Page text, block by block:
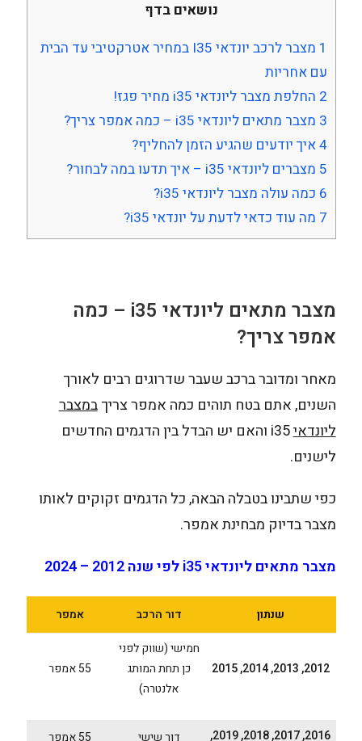
נושאים בדף
1
מצבר לרכב יונדאי I35 במחיר אטרקטיבי עד הבית
עם אחריות
2 החלפת מצבר ליונדאי i35 מחיר פגז!
3 מצבר מתאים ליונדאי i35 – כמה אמפר צריך?
4איך יודעים שהגיע הזמן להחליף?
5 מצברים ליונדאי i35 – איך תדעו במה לבחור?
6 כמה עולה מצבר ליונדאי i35?
7 מה עוד כדאי לדעת על יונדאי i35?
מצבר מתאים ליונדאי i35 – כמה
אמפר צריך?
מאחר ומדובר ברכב שעבר שדרוגים רבים לאורך
השנים, אתם בטח תוהים כמה אמפר צריךבמצבר
ליונדאי
i35 והאם יש הבדל בין הדגמים החדשים
לישנים.
כפי שתבינו בטבלה הבאה, כל הדגמים זקוקים לאותו
מצבר בדיוק מבחינת אמפר.
מצבר מתאים ליונדאי i35 לפי שנה 2012 – 2024
שנתון דור הרכב אמפר
2012, 2013, 2014, 2015
חמישי (שווק לפני
כן תחת המותג
אלנטרה)
55 אמפר
2016, 2017, 2018, 2019,
דור שישי 55 אמפר